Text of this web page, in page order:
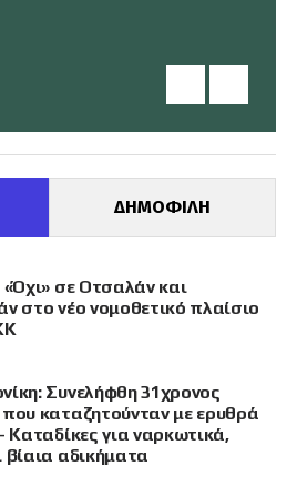
ΔΗΜΟΦΙΛΗ
«Όχι» σε Οτσαλάν και
στο νέο νομοθετικό πλαίσιο
Συνελήφθη 31χρονος
καταζητούνταν με ερυθρά
Καταδίκες για ναρκωτικά,
βίαια αδικήματα